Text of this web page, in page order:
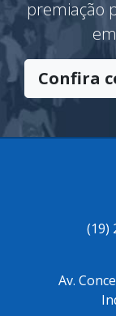
O
premiação
Confira
(19)